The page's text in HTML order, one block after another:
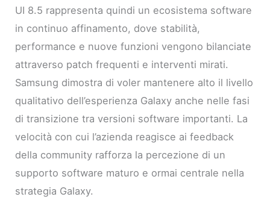
UI 8.5 rappresenta quindi un ecosistema software
in continuo affinamento, dove stabilità,
performance e nuove funzioni vengono bilanciate
attraverso patch frequenti e interventi mirati.
Samsung dimostra di voler mantenere alto il livello
qualitativo dell’esperienza Galaxy anche nelle fasi
di transizione tra versioni software importanti. La
velocità con cui l’azienda reagisce ai feedback
della community rafforza la percezione di un
supporto software maturo e ormai centrale nella
strategia Galaxy.